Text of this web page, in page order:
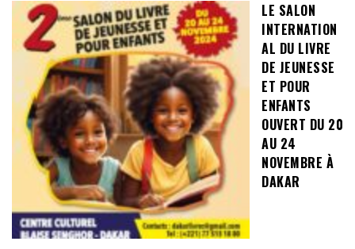
LE SALON
INTERNATION
AL DU LIVRE
DE JEUNESSE
ET POUR
ENFANTS
OUVERT DU 20
AU 24
NOVEMBRE À
DAKAR